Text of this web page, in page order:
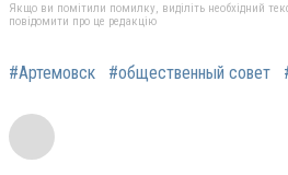
Якщо ви помітили помилку, виділіть необхідний
повідомити про це редакцію
#Артемовск #общественный совет